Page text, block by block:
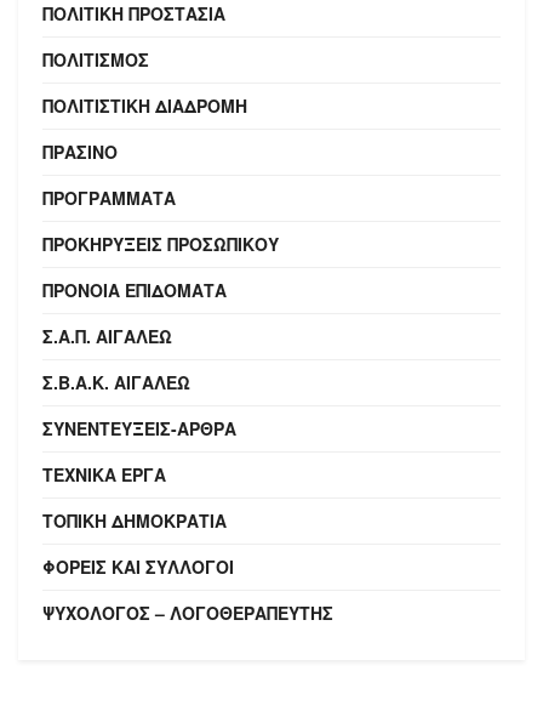
ΠΟΛΙΤΙΚΉ ΠΡΟΣΤΑΣΊΑ
ΠΟΛΙΤΙΣΜΌΣ
ΠΟΛΙΤΙΣΤΙΚΉ ΔΙΑΔΡΟΜΉ
ΠΡΆΣΙΝΟ
ΠΡΟΓΡΆΜΜΑΤΑ
ΠΡΟΚΗΡΎΞΕΙΣ ΠΡΟΣΩΠΙΚΟΎ
ΠΡΌΝΟΙΑ ΕΠΙΔΌΜΑΤΑ
Σ.Α.Π. ΑΙΓΑΛΕΩ
Σ.Β.Α.Κ. ΑΙΓΑΛΕΩ
ΣΥΝΕΝΤΕΎΞΕΙΣ-ΆΡΘΡΑ
ΤΕΧΝΙΚΆ ΈΡΓΑ
ΤΟΠΙΚΉ ΔΗΜΟΚΡΑΤΊΑ
ΦΟΡΕΊΣ ΚΑΙ ΣΎΛΛΟΓΟΙ
ΨΥΧΟΛΌΓΟΣ – ΛΟΓΟΘΕΡΑΠΕΥΤΉΣ